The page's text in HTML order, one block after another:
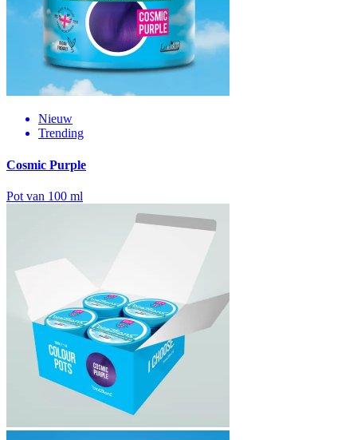
Nieuw
Trending
Cosmic Purple
Pot van 100 ml